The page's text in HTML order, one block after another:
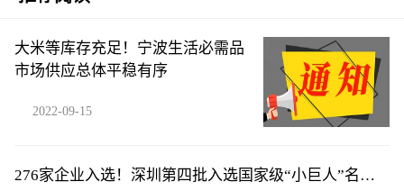
大米等库存充足！宁波生活必需品
市场供应总体平稳有序
2022-09-15
276家企业入选！深圳第四批入选国家级“小巨人”名单